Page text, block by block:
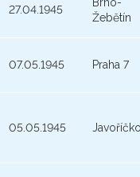
27.04.1945
Žebětín
07.05.1945 Praha 7
05.05.1945